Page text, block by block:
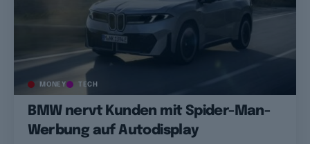
MONEY TECH
BMW nervt Kunden mit Spider-Man-
Werbung auf Autodisplay